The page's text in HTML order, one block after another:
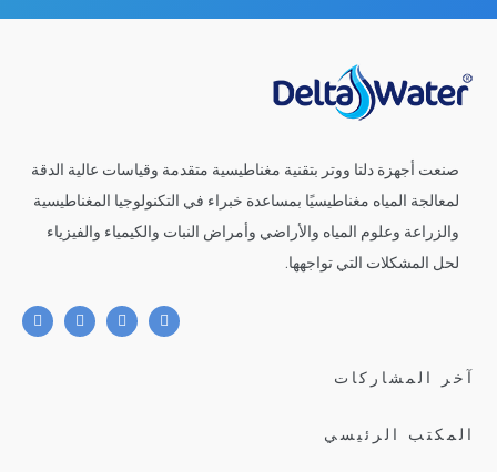
صنعت أجهزة دلتا ووتر بتقنية مغناطيسية متقدمة وقياسات عالية الدقة
لمعالجة المياه مغناطيسيًا بمساعدة خبراء في التكنولوجيا المغناطيسية
والزراعة وعلوم المياه والأراضي وأمراض النبات والكيمياء والفيزياء
لحل المشكلات التي تواجهها.
آخر المشاركات
المكتب الرئيسي